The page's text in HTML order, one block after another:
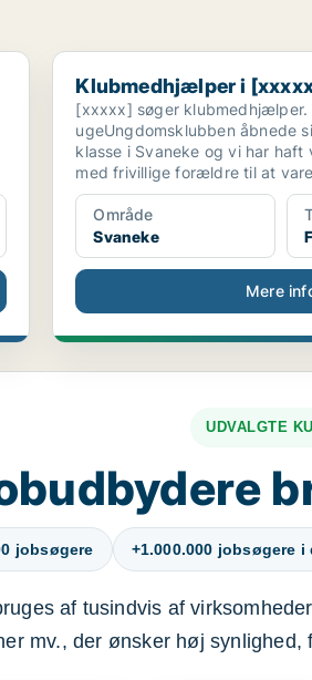
Klubmedhjælper i [xxxxx]
Klubmedhjælper i
[xxxxx] søger klubmedhjælper.
ugeUngdomsklubben åbnede
klasse i Svaneke og vi har
med frivillige forældre til at
Område
Svaneke
Mere
UDVALGTE
jobsøgere +1.000.000 jobsøgere i
af tusindvis af
mv., der ønsker høj